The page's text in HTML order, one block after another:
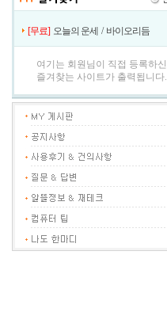
[무료] 오늘의 운세 / 바이오리듬
여기는 회원님이 직접 등록하신
즐겨찾는 사이트가 출력됩니다.